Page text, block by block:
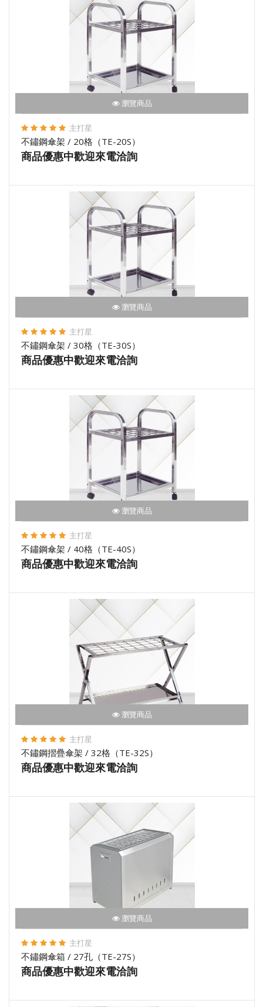
瀏覽商品
主打星
不鏽鋼傘架 / 20格（TE-20S）
商品優惠中歡迎來電洽詢
瀏覽商品
主打星
不鏽鋼傘架 / 30格（TE-30S）
商品優惠中歡迎來電洽詢
瀏覽商品
主打星
不鏽鋼傘架 / 40格（TE-40S）
商品優惠中歡迎來電洽詢
瀏覽商品
主打星
不鏽鋼摺疊傘架 / 32格（TE-32S）
商品優惠中歡迎來電洽詢
瀏覽商品
主打星
不鏽鋼傘箱 / 27孔（TE-27S）
商品優惠中歡迎來電洽詢